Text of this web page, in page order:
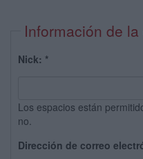
Información de
Nick: *
Los espacios están
no.
Dirección de correo